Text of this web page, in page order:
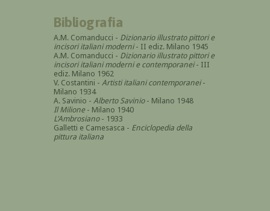
Bibliografia
A.M. Comanducci - Dizionario illustrato pittori e
incisori italiani moderni- II ediz. Milano 1945
A.M. Comanducci - Dizionario illustrato pittori e
incisori italiani moderni e contemporanei- III
ediz. Milano 1962
V. Costantini - Artisti italiani contemporanei-
Milano 1934
A. Savinio - Alberto Savinio- Milano 1948
Il Milione - Milano 1940
L'Ambrosiano- 1933
Galletti e Camesasca - Enciclopedia della
pittura italiana